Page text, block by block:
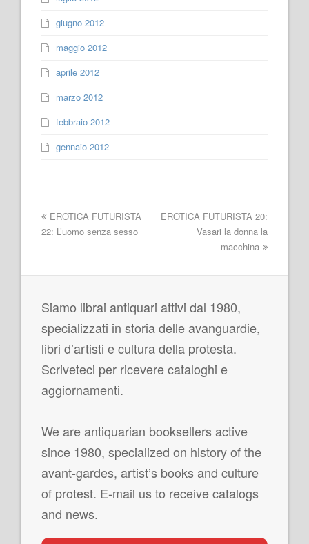
giugno 2012
maggio 2012
aprile 2012
marzo 2012
febbraio 2012
gennaio 2012
EROTICA FUTURISTA 20:
Vasari la donna la
macchina
EROTICA FUTURISTA
22: L’uomo senza sesso
Siamo librai antiquari attivi dal 1980,
specializzati in storia delle avanguardie,
libri d’artisti e cultura della protesta.
Scriveteci per ricevere cataloghi e
aggiornamenti.
We are antiquarian booksellers active
since 1980, specialized on history of the
avant-gardes, artist’s books and culture
of protest. E-mail us to receive catalogs
and news.